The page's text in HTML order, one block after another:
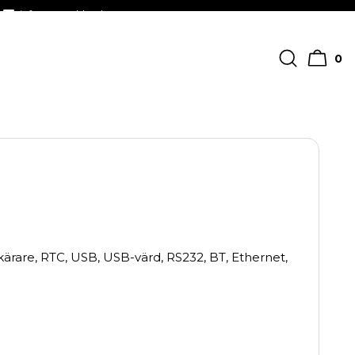
info@streckkodscenter.se
0
RTC, USB, USB-värd, RS232, BT, Ethernet,